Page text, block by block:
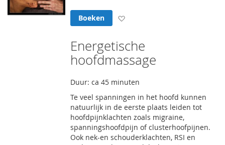
Boeken
Energetische
hoofdmassage
Duur: ca 45 minuten
Te veel spanningen in het hoofd kunnen
natuurlijk in de eerste plaats leiden tot
hoofdpijnklachten zoals migraine,
spanningshoofdpijn of clusterhoofpijnen.
Ook nek-en schouderklachten, RSI en